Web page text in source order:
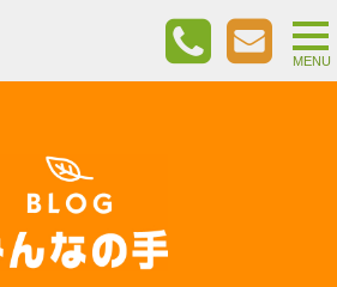
MENU